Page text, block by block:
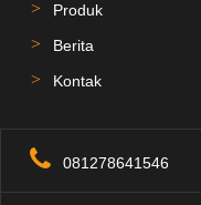
Produk
Berita
Kontak
081278641546